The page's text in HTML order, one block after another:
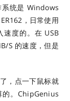
系统是 Windows
，日常使用
速度的。在 USB
S 的速度，但是
，点一下鼠标就
的。ChipGenius